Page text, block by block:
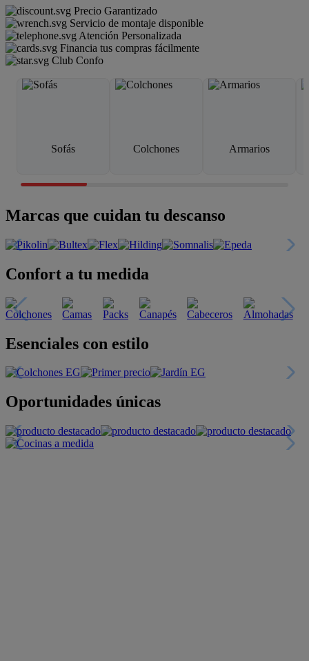
Precio Garantizado
Servicio de montaje disponible
Atención Personalizada
Financia tus compras fácilmente
Club Confo
Sofás Colchones Armarios
Marcas que cuidan tu descanso
Confort a tu medida
Esenciales con estilo
Oportunidades únicas